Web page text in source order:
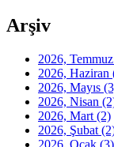
Arşiv
2026, Temmuz
2026, Haziran
2026, Mayıs
2026, Nisan
2026, Mart (2)
2026, Şubat